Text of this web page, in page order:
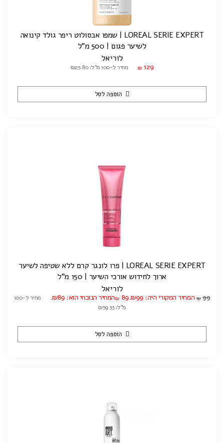
LOREAL SERIE EXPERT | שמפו אבסולוט ריפר גולד קינואה
לשיער פגום | 500 מ"ל
לוריאל
₪ 129 מחיר ל-100 מ"ל: ₪25.80
הוספה לסל
LOREAL SERIE EXPERT | פרו לונגר קרם ללא שטיפה לשיער
ארוך לחידוש אורכי השיער | 150 מ"ל
לוריאל
₪ 99 המחיר המקורי היה: ₪99. ₪ 89 המחיר הנוכחי הוא: ₪89.
מחיר ל-100
מ"ל: ₪59.33
הוספה לסל